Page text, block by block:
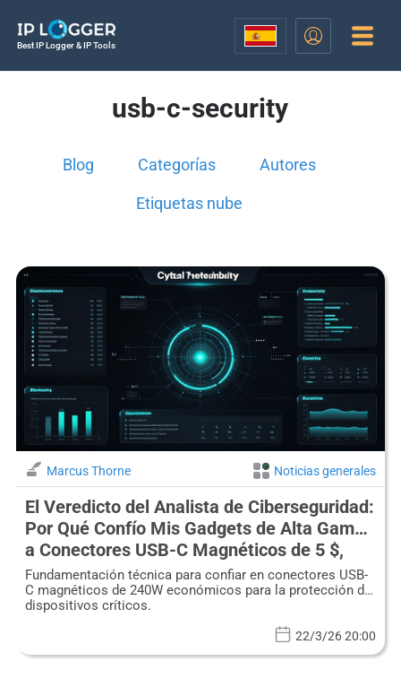
Best IP Logger & IP Tools
usb-c-security
Blog Categorías Autores
Etiquetas nube
Marcus Thorne Noticias generales
El Veredicto del Analista de Ciberseguridad:
Por Qué Confío Mis Gadgets de Alta Gama
a Conectores USB-C Magnéticos de 5 $,
240W
Fundamentación técnica para confiar en conectores USB-
C magnéticos de 240W económicos para la protección de
dispositivos críticos.
22/3/26 20:00